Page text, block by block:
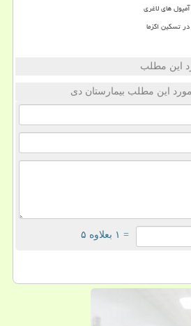
های لاغری
تسکین اگزما
این مطلب
این مطلب بیمارستان دی
= ۱ بعلاوه ۵